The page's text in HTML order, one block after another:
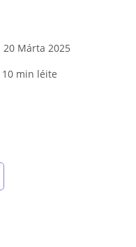
20 Márta 2025
10 min léite